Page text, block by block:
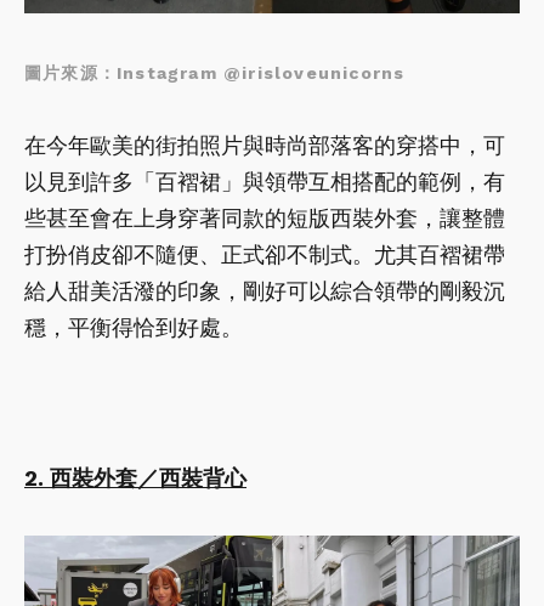
圖片來源：Instagram @irisloveunicorns
在今年歐美的街拍照片與時尚部落客的穿搭中，可
以見到許多「百褶裙」與領帶互相搭配的範例，有
些甚至會在上身穿著同款的短版西裝外套，讓整體
打扮俏皮卻不隨便、正式卻不制式。尤其百褶裙帶
給人甜美活潑的印象，剛好可以綜合領帶的剛毅沉
穩，平衡得恰到好處。
2. 西裝外套／西裝背心